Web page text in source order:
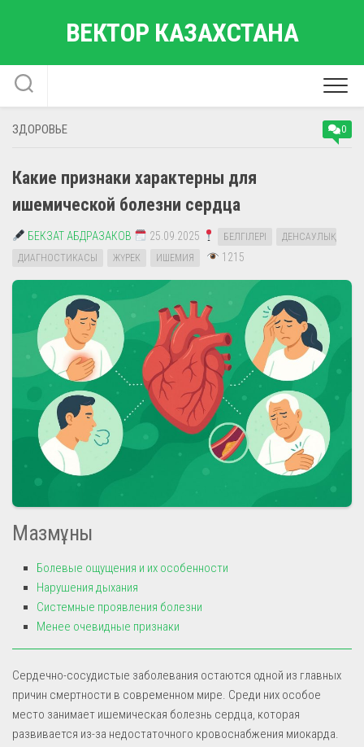
ВЕКТОР КАЗАХСТАНА
ЗДОРОВЬЕ 0
Какие признаки характерны для
ишемической болезни сердца
БЕКЗАТ АБДРАЗАКОВ 25.09.2025 БЕЛГІЛЕРІ
ДЕНСАУЛЫҚ
ДИАГНОСТИКАСЫ
ЖҮРЕК ИШЕМИЯ 1215
Мазмұны
Болевые ощущения и их особенности
Нарушения дыхания
Системные проявления болезни
Менее очевидные признаки
Сердечно-сосудистые заболевания остаются одной из главных
причин смертности в современном мире. Среди них особое
место занимает ишемическая болезнь сердца, которая
развивается из-за недостаточного кровоснабжения миокарда.